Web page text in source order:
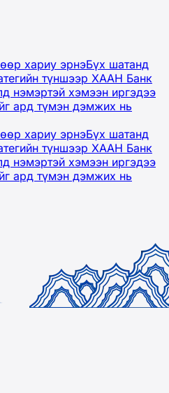
хариу эрнэБүх шатанд
түншээр ХААН Банк
нэмэртэй хэмээн иргэдээ
ард түмэн дэмжих нь
хариу эрнэБүх шатанд
түншээр ХААН Банк
нэмэртэй хэмээн иргэдээ
ард түмэн дэмжих нь